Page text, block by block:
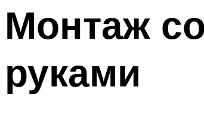
Монтаж
руками